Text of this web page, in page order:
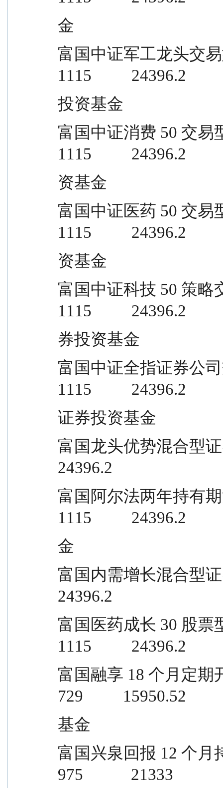
金
富国中证军工龙头交
1115          24396.2
投资基金
富国中证消费 50 交易
1115          24396.2
资基金
富国中证医药 50 交易
1115          24396.2
资基金
富国中证科技 50 策略
1115          24396.2
券投资基金
富国中证全指证券公
1115          24396.2
证券投资基金
富国龙头优势混合型
24396.2
富国阿尔法两年持有
1115          24396.2
金
富国内需增长混合型
24396.2
富国医药成长 30 股票
1115          24396.2
富国融享 18 个月定期
729          15950.52
基金
富国兴泉回报 12 个月
975            21333